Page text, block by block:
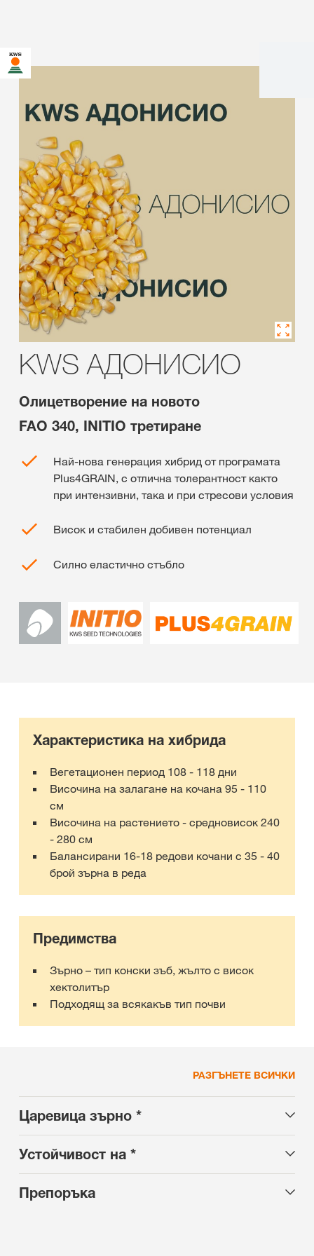
KWS АДОНИСИО
Олицетворение на новото
FAO 340, INITIO третиране
Най-нова генерация хибрид от програмата
Plus4GRAIN, с отлична толерантност както
при интензивни, така и при стресови условия
Висок и стабилен добивен потенциал
Силно еластично стъбло
Характеристика на хибрида
Вегетационен период 108 - 118 дни
Височина на залагане на кочана 95 - 110
см
Височина на растението - средновисок 240
- 280 см
Балансирани 16-18 редови кочани с 35 - 40
брой зърна в реда
Предимства
Зърно – тип конски зъб, жълто с висок
хектолитър
Подходящ за всякакъв тип почви
РАЗГЪНЕТЕ ВСИЧКИ
Царевица зърно *
Устойчивост на *
Препоръка